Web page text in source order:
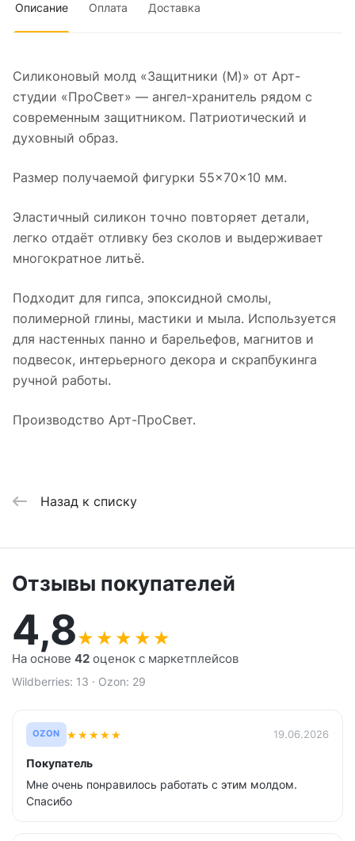
Описание Оплата Доставка
Силиконовый молд «Защитники (M)» от Арт-
студии «ПроСвет» — ангел-хранитель рядом с
современным защитником. Патриотический и
духовный образ.
Размер получаемой фигурки 55×70×10 мм.
Эластичный силикон точно повторяет детали,
легко отдаёт отливку без сколов и выдерживает
многократное литьё.
Подходит для гипса, эпоксидной смолы,
полимерной глины, мастики и мыла. Используется
для настенных панно и барельефов, магнитов и
подвесок, интерьерного декора и скрапбукинга
ручной работы.
Производство Арт-ПроСвет.
Назад к списку
Отзывы покупателей
4,8★ ★ ★ ★ ★
На основе 42 оценок с маркетплейсов
Wildberries: 13 · Ozon: 29
OZON ★★★★★ 19.06.2026
Покупатель
Мне очень понравилось работать с этим молдом.
Спасибо